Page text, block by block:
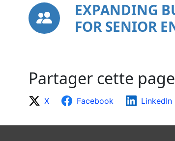
EXPANDING
FOR SENIOR
Partager cette page
X Facebook LinkedIn